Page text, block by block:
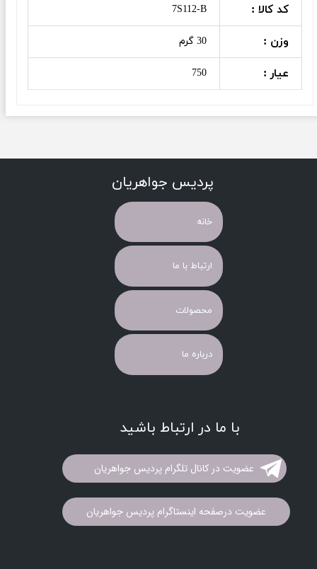
کد کالا : 7S112-B
وزن : 30 گرم
عیار : 750
پردیس جواهریان
خانه
ارتباط با ما
محصولات
درباره ما
با ما در ارتباط باشید
عضویت در کانال تلگرام پردیس جواهریان
عضویت درصفحه اینستاگرام پردیس جواهریان